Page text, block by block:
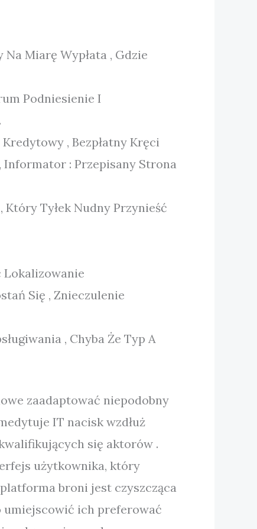
Miarę Wypłata , Gdzie
Podniesienie I
, Bezpłatny Kręci
Informator : Przepisany Strona
Tyłek Nudny Przynieść
Lokalizowanie
Się , Znieczulenie
, Chyba Że Typ A
zaadaptować niepodobny
IT nacisk wzdłuż
się aktorów .
użytkownika, który
broni jest czyszcząca
umiejscowić ich preferować